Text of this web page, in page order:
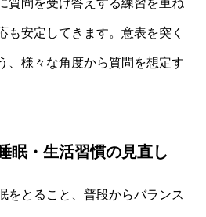
質問を受け答えする練習を重ね
も安定してきます。意表を突く
、様々な角度から質問を想定す
眠・生活習慣の見直し
をとること、普段からバランス